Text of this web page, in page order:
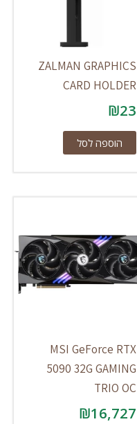
ZALMAN GRAPHICS
CARD HOLDER
₪23
הוספה לסל
MSI GeForce RTX
5090 32G GAMING
TRIO OC
₪16,727